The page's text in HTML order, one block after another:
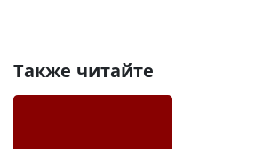
Также читайте